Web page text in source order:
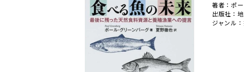
著者：ポ
出版社：
ジャンル